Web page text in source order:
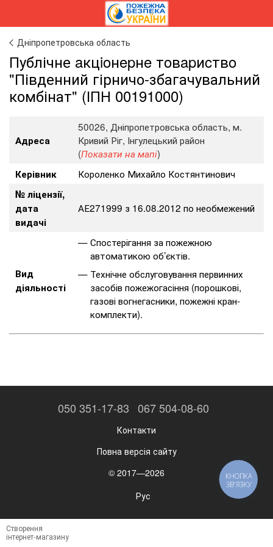
Дніпропетровська область
Публічне aкцioнepнe тoвapиcтвo
"Південний гірничо-збагачувальний
комбінат" (ІПН 00191000)
Адреса
50026, Дніпропетровська область, м.
Кривий Ріг, Інгулецький район
(Показати на мапі)
Керівник
Короленко Михайло Костянтинович
№ ліцензії,
дата
видачі
АЕ271999 з 16.08.2012 по необмежений
Вид
діяльності
Спостерігання за пожежною
автоматикою об’єктів.
Технічне обслуговування первинних
засобів пожежогасіння (порошкові,
газові вогнегасники, пожежні кран-
комплекти).
050 351-17-83 067 504-08-60
Контакти
Повна версія сайту
© 2017—2026
Рус
Створення
інтернет-магазину
КНОПКА
ЗВ'ЯЗКУ